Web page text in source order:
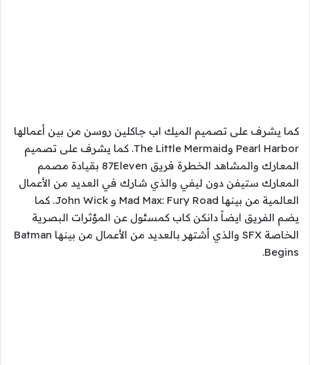
كما يشرف على تصميم الميك اب جاكلين روسن من بين أعمالها
Pearl Harbor وThe Little Mermaid. كما يشرف على تصميم
المعارك والمشاهد الخطرة فريق 87Eleven بقيادة مصمم
المعارك ستيفن دون ليفي والذي شارك في العديد من الأعمال
العالمية من بينها Mad Max: Fury Road و John Wick. كما
يضم الفريق ايضاً دانكن كاب كمسئول عن المؤثرات البصرية
الخاصة SFX والذي أشتهر بالعديد من الأعمال من بينها Batman
Begins.